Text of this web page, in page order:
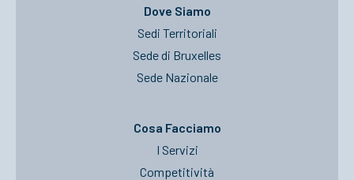
Dove Siamo
Sedi Territoriali
Sede di Bruxelles
Sede Nazionale
Cosa Facciamo
I Servizi
Competitività